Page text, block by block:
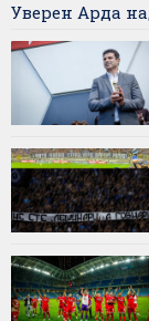
Уверен Арда